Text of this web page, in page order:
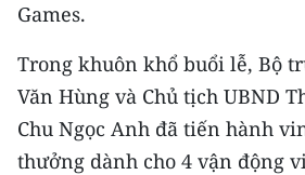
Games.
Trong khuôn khổ buổi lễ, Bộ
Văn Hùng và Chủ tịch UBND
Chu Ngọc Anh đã tiến hành
thưởng dành cho 4 vận động